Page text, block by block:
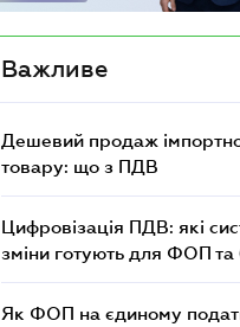
Важливе
Дешевий продаж
товару: що з ПДВ
Цифровізація ПДВ: які
зміни готують для ФОП та
Як ФОП на єдиному